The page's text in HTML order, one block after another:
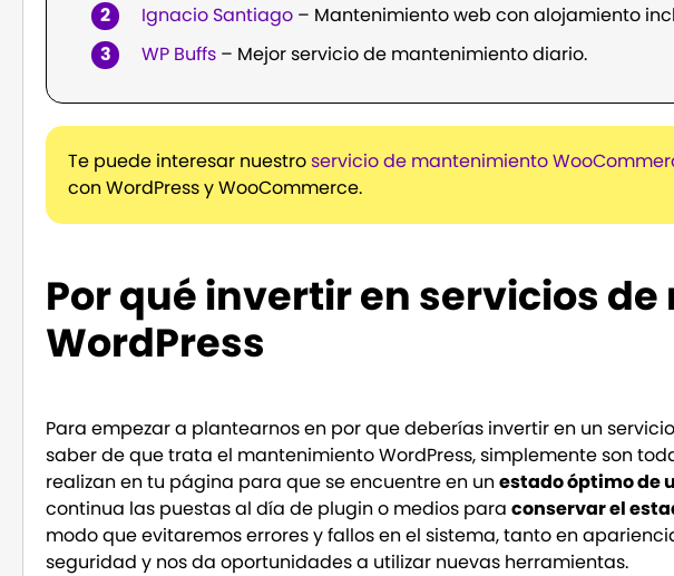
Ignacio Santiago – Mantenimiento web con alojamiento
WP Buffs – Mejor servicio de mantenimiento diario.
Te puede interesar nuestroservicio de mantenimiento
con WordPress y WooCommerce.
Por qué invertir en servicios
WordPress
Para empezar a plantearnos en por que deberías invertir en un
saber de que trata el mantenimiento WordPress, simplemente son
realizan en tu página para que se encuentre en unestado óptimo de
continua las puestas al día de plugin o medios paraconservar el
modo que evitaremos errores y fallos en el sistema, tanto en
seguridad y nos da oportunidades a utilizar nuevas herramientas.